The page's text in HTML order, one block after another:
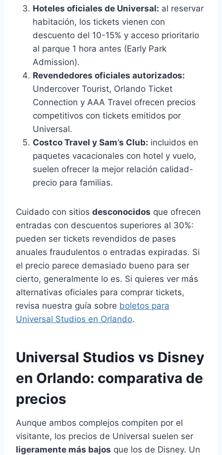
Hoteles oficiales de Universal: al reservar
habitación, los tickets vienen con
descuento del 10-15% y acceso prioritario
al parque 1 hora antes (Early Park
Admission).
Revendedores oficiales autorizados:
Undercover Tourist, Orlando Ticket
Connection y AAA Travel ofrecen precios
competitivos con tickets emitidos por
Universal.
Costco Travel y Sam’s Club: incluidos en
paquetes vacacionales con hotel y vuelo,
suelen ofrecer la mejor relación calidad-
precio para familias.
Cuidado con sitios desconocidos que ofrecen
entradas con descuentos superiores al 30%:
pueden ser tickets revendidos de pases
anuales fraudulentos o entradas expiradas. Si
el precio parece demasiado bueno para ser
cierto, generalmente lo es. Si quieres ver más
alternativas oficiales para comprar tickets,
revisa nuestra guía sobre boletos para
Universal Studios en Orlando.
Universal Studios vs Disney
en Orlando: comparativa de
precios
Aunque ambos complejos compiten por el
visitante, los precios de Universal suelen ser
ligeramente más bajos que los de Disney. Un